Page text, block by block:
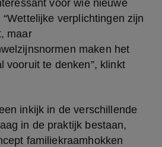
voor wie nieuwe
verplichtingen zijn
maar
maken het
vooruit te denken”, klinkt
inkijk in de verschillende
in de praktijk bestaan,
familiekraamhokken